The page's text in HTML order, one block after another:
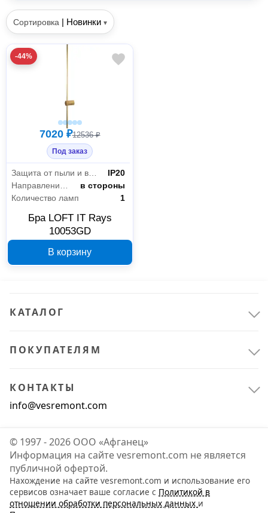
Сортировка | Новинки ▾
-44%
7020 ₽12536 ₽
Под заказ
IP20
в стороны
Количество ламп
1
Бра LOFT IT Rays
10053GD
В корзину
КАТАЛОГ
ПОКУПАТЕЛЯМ
КОНТАКТЫ
info@vesremont.com
© 1997 - 2026 ООО «Афганец»
Информация на сайте vesremont.com не является
публичной офертой.
Нахождение на сайте vesremont.com и использование его
сервисов означает ваше согласие с Политикой в
отношении обработки персональных данных и